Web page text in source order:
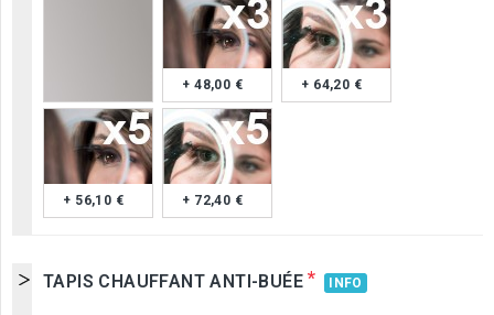
+ 48,00 € + 64,20 €
+ 56,10 € + 72,40 €
TAPIS CHAUFFANT ANTI-BUÉE* INFO